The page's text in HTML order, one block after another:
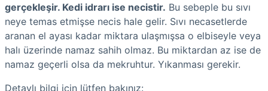
gerçekleşir. Kedi idrarı ise necistir. Bu sebeple bu sıvı
neye temas etmişse necis hale gelir. Sıvı necasetlerde
aranan el ayası kadar miktara ulaşmışsa o elbiseyle veya
halı üzerinde namaz sahih olmaz. Bu miktardan az ise de
namaz geçerli olsa da mekruhtur. Yıkanması gerekir.
Detaylı bilgi için lütfen bakınız: